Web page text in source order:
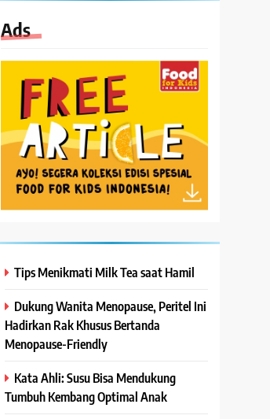
Ads
Tips Menikmati Milk Tea saat Hamil
Dukung Wanita Menopause, Peritel Ini
Hadirkan Rak Khusus Bertanda
Menopause-Friendly
Kata Ahli: Susu Bisa Mendukung
Tumbuh Kembang Optimal Anak